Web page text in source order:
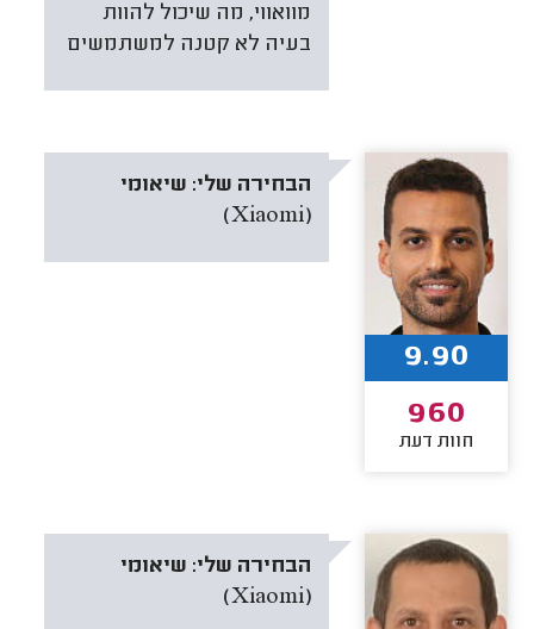
מוואווי, מה שיכול להוות
בעיה לא קטנה למשתמשים
הבחירה שלי: שיאומי
(Xiaomi)
9.90
960
חוות דעת
הבחירה שלי: שיאומי
(Xiaomi)